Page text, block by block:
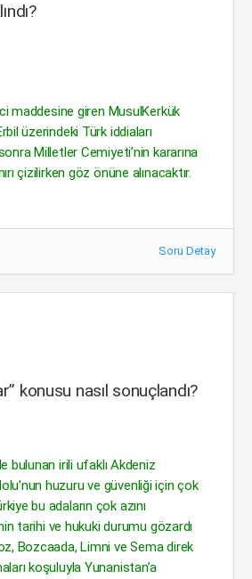
maddesine giren MusulKerkük
üzerindeki Türk iddiaları
Milletler Cemiyeti’nin kararına
çizilirken göz önüne alınacaktır.
Soru Detay
konusu nasıl sonuçlandı?
bulunan irili ufaklı Akdeniz
huzuru ve güvenliği için çok
bu adaların çok azını
tarihi ve hukuki durumu gözardı
Bozcaada, Limni ve Sema direk
koşuluyla Yunanistan’a